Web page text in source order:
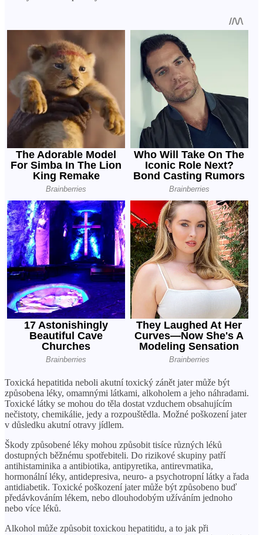
Toxická hepatitida neboli akutní toxický zánět jater může být
způsobena léky, omamnými látkami, alkoholem a jeho náhradami.
Toxické látky se mohou do těla dostat vzduchem obsahujícím
nečistoty, chemikálie, jedy a rozpouštědla. Možné poškození jater
v důsledku akutní otravy jídlem.
Škody způsobené léky mohou způsobit tisíce různých léků
dostupných běžnému spotřebiteli. Do rizikové skupiny patří
antihistaminika a antibiotika, antipyretika, antirevmatika,
hormonální léky, antidepresiva, neuro- a psychotropní látky a řada
antidiabetik. Toxické poškození jater může být způsobeno buď
předávkováním lékem, nebo dlouhodobým užíváním jednoho
nebo více léků.
Alkohol může způsobit toxickou hepatitidu, a to jak při